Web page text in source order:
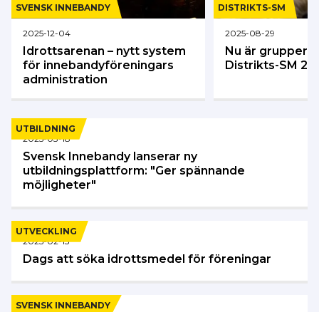
SVENSK INNEBANDY
2025-12-04
Idrottsarenan – nytt system
för innebandyföreningars
administration
DISTRIKTS-SM
2025-08-29
Nu är
Distrikts-SM
UTBILDNING
2025-03-18
Svensk Innebandy lanserar ny
utbildningsplattform: "Ger spännande
möjligheter"
UTVECKLING
2025-02-13
Dags att söka idrottsmedel för föreningar
SVENSK INNEBANDY